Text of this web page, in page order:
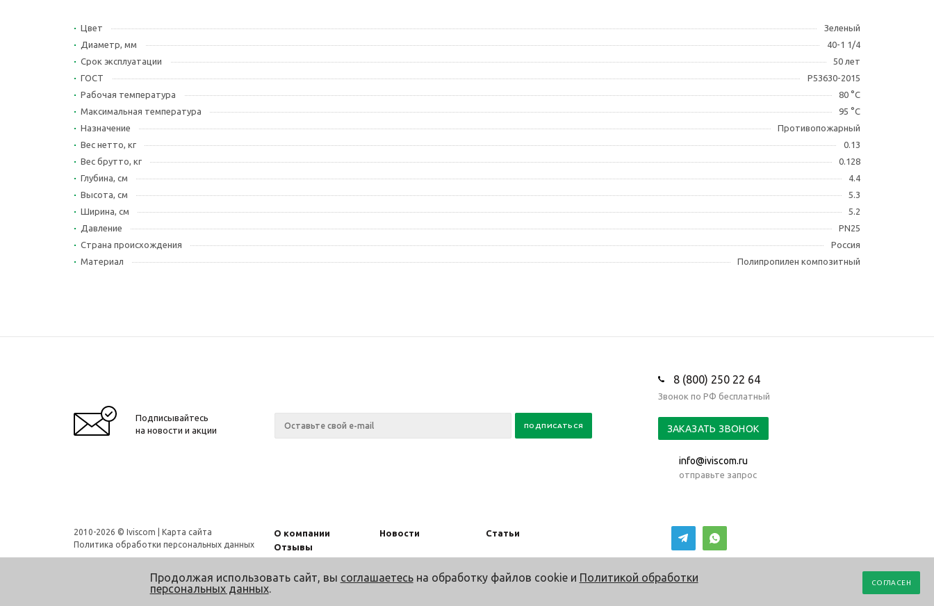
Цвет
Зеленый
Диаметр, мм
40-1 1/4
Срок эксплуатации
50 лет
ГОСТ
Р53630-2015
Рабочая температура
80 °С
Максимальная температура
95 °С
Назначение
Противопожарный
Вес нетто, кг
0.13
Вес брутто, кг
0.128
Глубина, см
4.4
Высота, см
5.3
Ширина, см
5.2
Давление
PN25
Страна происхождения
Россия
Материал
Полипропилен композитный
Подписывайтесь
на новости и акции
8 (800) 250 22 64
Звонок по РФ бесплатный
ЗАКАЗАТЬ ЗВОНОК
info@iviscom.ru
отправьте запрос
2010-2026 © Iviscom | Карта сайта
Политика обработки персональных данных
О компании Новости
Статьи
Отзывы
Продолжая использовать сайт, вы соглашаетесьна обработку файлов cookie и Политикой обработки
персональных данных. СОГЛАСЕН